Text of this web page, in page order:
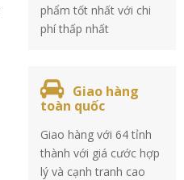
phẩm tốt nhất với chi
phí thấp nhất
Giao hàng
toàn quốc
Giao hàng với 64 tỉnh
thành với giá cước hợp
lý và cạnh tranh cao